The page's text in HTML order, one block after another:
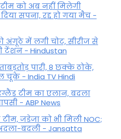
को अब नहीं मिलेगी
सपना, रद्द हो गया मैच -
अंगूठे में लगी चोट, सीरीज से
टेंशन - Hindustan
पारी, 8 छक्के ठोके,
- India TV Hindi
टीम का एलान, बदला
- ABP News
जडेजा को भी मिली NOC;
बदली - Jansatta